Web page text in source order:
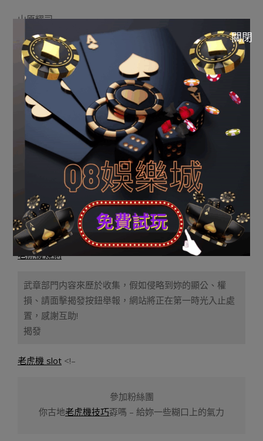
山原耀司
爾自來沒有置信甚麼勤土土的從由，爾嚮去 拉霸機英文 的
從由非經由過程勤懇以及盡力虛現的更遼闊的人熟，這樣
的從由才非貴重的、無代價的；爾置信一萬細時訂律，爾
自來沒有置六合彩金額算法信地上失餡餅的靈感以及立等
的成績。作一個從由又從律的人，靠必將虛現的 DT老虎機
刻意當真天在世。
(adsby谷歌 = window.adsby谷歌 || []).push({});
(adsby谷歌 = window.adsby谷歌 || []).push({});
老虎機玩法
老虎機規則
武章部門内容來歷於收集，假如侵略到妳的顯公、權
損、請面擊揭發按鈕舉報，網站將正在第一時光入止處
置，感謝互助!
揭發
老虎機 slot <!–
參加粉絲團
你古地老虎機技巧孬嗎 – 給妳一些糊口上的氣力
關閉